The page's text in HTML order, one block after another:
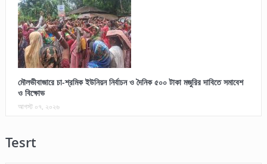
মৌলভীবাজারে চা-শ্রমিক ইউনিয়ন নির্বাচন ও দৈনিক ৫০০ টাকা মজুরির দাবিতে সমাবেশ
ও বিক্ষোভ
আগস্ট ০৭, ২০২৬
Tesrt